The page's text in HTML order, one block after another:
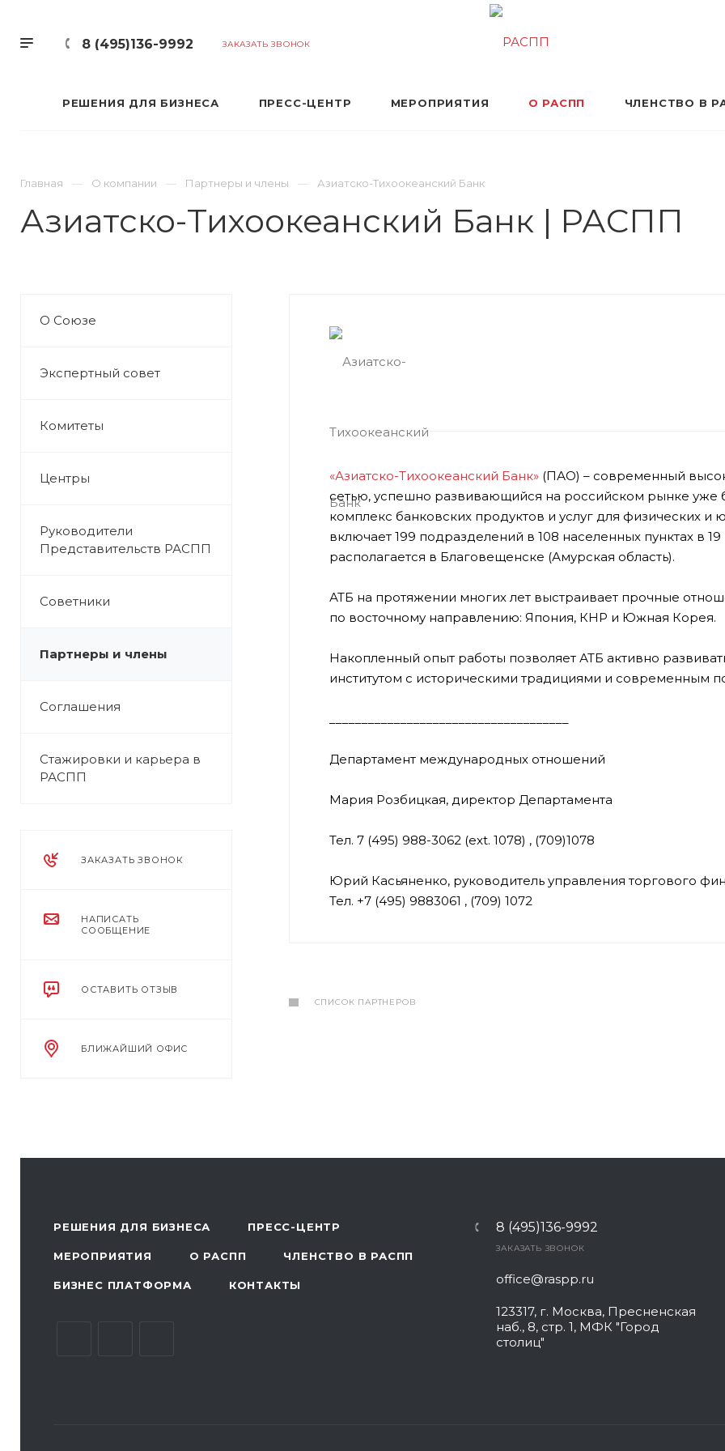
8 (495)136-9992 ЗАКАЗАТЬ ЗВОНОК
РЕШЕНИЯ ДЛЯ БИЗНЕСА ПРЕСС-ЦЕНТР МЕРОПРИЯТИЯ О РАСПП ЧЛЕНСТВО В
Главная О компании Партнеры и члены Азиатско-Тихоокеанский Банк
Азиатско-Тихоокеанский Банк | РАСПП
О Союзе
Экспертный совет
Комитеты
Центры
Руководители
Представительств РАСПП
Советники
Партнеры и члены
Соглашения
Стажировки и карьера в
РАСПП
ЗАКАЗАТЬ ЗВОНОК
НАПИСАТЬ
СООБЩЕНИЕ
ОСТАВИТЬ ОТЗЫВ
БЛИЖАЙШИЙ ОФИС
«Азиатско-Тихоокеанский Банк»(ПАО) – современный
сетью, успешно развивающийся на российском рынке уже
комплекс банковских продуктов и услуг для физических и
включает 199 подразделений в 108 населенных пунктах в
располагается в Благовещенске (Амурская область).
АТБ на протяжении многих лет выстраивает прочные
по восточному направлению: Япония, КНР и Южная Корея.
Накопленный опыт работы позволяет АТБ активно
институтом с историческими традициями и современным
Департамент международных отношений
Мария Розбицкая, директор Департамента
Тел. 7 (495) 988-3062 (ext. 1078) , (709)1078
Юрий Касьяненко, руководитель управления торгового
Тел. +7 (495) 9883061 , (709) 1072
СПИСОК ПАРТНЕРОВ
РЕШЕНИЯ ДЛЯ БИЗНЕСА ПРЕСС-ЦЕНТР
МЕРОПРИЯТИЯ О РАСПП ЧЛЕНСТВО В РАСПП
БИЗНЕС ПЛАТФОРМА КОНТАКТЫ
8 (495)136-9992
ЗАКАЗАТЬ ЗВОНОК
office@raspp.ru
123317, г. Москва, Пресненская
наб., 8, стр. 1, МФК "Город
столиц"